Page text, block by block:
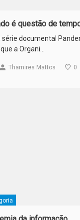
é questão de
série documental
a Organi…
Thamires Mattos 0